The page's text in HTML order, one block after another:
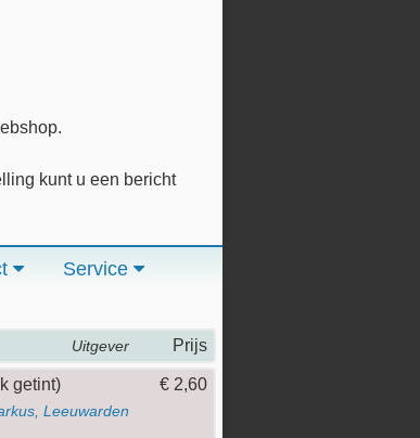
kunt u een bericht
Service
Uitgever Prijs
getint)
Leeuwarden
€ 2,60